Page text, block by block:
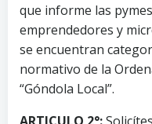
que informe las
emprendedores y
se encuentran
normativo de la
“Góndola Local”.